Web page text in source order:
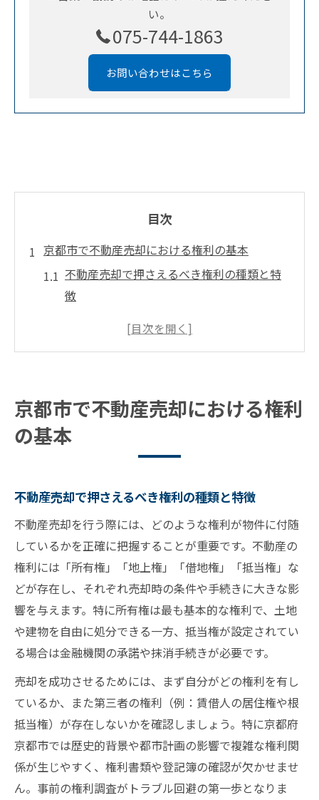
い。
075-744-1863
お問い合わせはこちら
目次
京都市で不動産売却における権利の基本
不動産売却で押さえるべき権利の種類と特
徴
京都市特有の不動産売却で注意したい法律
不動産売却時に起こりやすい権利トラブル
例
権利書の取り扱いが取引成功の鍵となる理由
不動産売却で権利書を渡すタイミングと注
意点
権利書紛失時の不動産売却に必要な手続き
不動産売却で権利書を安全に取り扱うコツ
取引時に権利書が与える安心感と信頼性
不動産売却時の必要書類とその準備方法
不動産売却に必要な主な書類一覧と特徴
権利書以外の不動産売却時に必要な書類
京都市の不動産売却で求められる追加書類
書類の準備で不動産売却をスムーズに進め
る
不動産売却で書類不備を防ぐチェックポイ
ント
京都市で不動産売却における権利
の基本
不動産売却で押さえるべき権利の種類と特徴
不動産売却を行う際には、どのような権利が物件に付随
しているかを正確に把握することが重要です。不動産の
権利には「所有権」「地上権」「借地権」「抵当権」な
どが存在し、それぞれ売却時の条件や手続きに大きな影
響を与えます。特に所有権は最も基本的な権利で、土地
や建物を自由に処分できる一方、抵当権が設定されてい
る場合は金融機関の承諾や抹消手続きが必要です。
売却を成功させるためには、まず自分がどの権利を有し
ているか、また第三者の権利（例：賃借人の居住権や根
抵当権）が存在しないかを確認しましょう。特に京都府
京都市では歴史的背景や都市計画の影響で複雑な権利関
係が生じやすく、権利書類や登記簿の確認が欠かせませ
ん。事前の権利調査がトラブル回避の第一歩となりま